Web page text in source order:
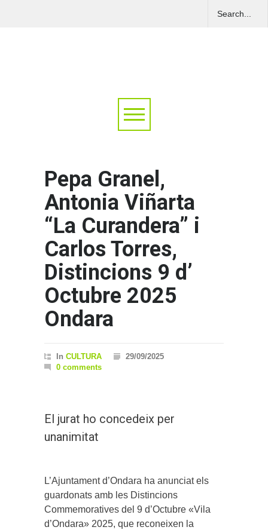
Pepa Granel,
Antonia Viñarta
“La Curandera” i
Carlos Torres,
Distincions 9 d’
Octubre 2025
Ondara
In CULTURA
29/09/2025
0 comments
El jurat ho concedeix per
unanimitat
L’Ajuntament d’Ondara ha anunciat els
guardonats amb les Distincions
Commemoratives del 9 d’Octubre «Vila
d’Ondara» 2025, que reconeixen la